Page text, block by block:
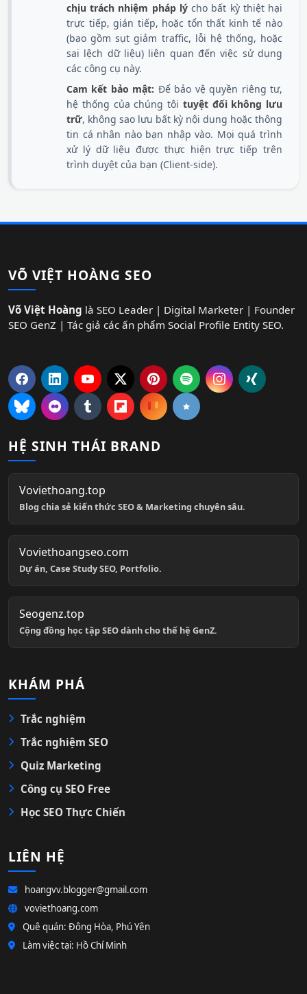
chịu trách nhiệm pháp lýcho bất kỳ thiệt hại
trực tiếp, gián tiếp, hoặc tổn thất kinh tế nào
(bao gồm sụt giảm traffic, lỗi hệ thống, hoặc
sai lệch dữ liệu) liên quan đến việc sử dụng
các công cụ này.
Cam kết bảo mật: Để bảo vệ quyền riêng tư,
hệ thống của chúng tôi tuyệt đối không lưu
trữ, không sao lưu bất kỳ nội dung hoặc thông
tin cá nhân nào bạn nhập vào. Mọi quá trình
xử lý dữ liệu được thực hiện trực tiếp trên
trình duyệt của bạn (Client-side).
VÕ VIỆT HOÀNG SEO
Võ Việt Hoàng là SEO Leader | Digital Marketer | Founder
SEO GenZ | Tác giả các ấn phẩm Social Profile Entity SEO.
HỆ SINH THÁI BRAND
Voviethoang.top
Blog chia sẻ kiến thức SEO & Marketing chuyên sâu.
Voviethoangseo.com
Dự án, Case Study SEO, Portfolio.
Seogenz.top
Cộng đồng học tập SEO dành cho thế hệ GenZ.
KHÁM PHÁ
Trắc nghiệm
Trắc nghiệm SEO
Quiz Marketing
Công cụ SEO Free
Học SEO Thực Chiến
LIÊN HỆ
hoangvv.blogger@gmail.com
voviethoang.com
Quê quán: Đông Hòa, Phú Yên
Làm việc tại: Hồ Chí Minh